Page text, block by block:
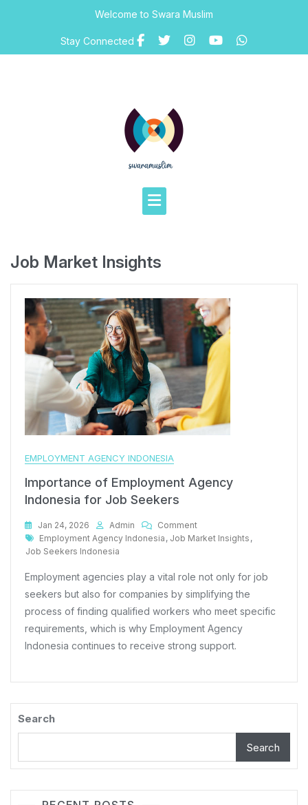
Welcome to Swara Muslim
Stay Connected
Job Market Insights
EMPLOYMENT AGENCY INDONESIA
Importance of Employment Agency
Indonesia for Job Seekers
Jan 24, 2026 Admin CommentOn
Importance
Agency
Indonesia
For
Job
Seekers
Tags
Employment Agency Indonesia , Job Market Insights ,
Job Seekers Indonesia
Employment agencies play a vital role not only for job
seekers but also for companies by simplifying the
process of finding qualified workers who meet specific
requirements, which is why Employment Agency
Indonesia continues to receive strong support.
Search
Search